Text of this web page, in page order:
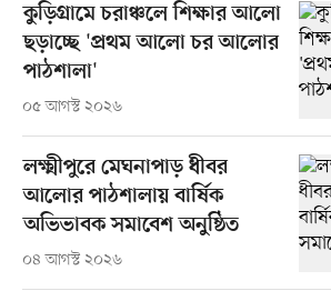
কুড়িগ্রামে চরাঞ্চলে শিক্ষার আলো
ছড়াচ্ছে 'প্রথম আলো চর আলোর
পাঠশালা'
০৫ আগস্ট ২০২৬
লক্ষ্মীপুরে মেঘনাপাড় ধীবর
আলোর পাঠশালায় বার্ষিক
অভিভাবক সমাবেশ অনুষ্ঠিত
০৪ আগস্ট ২০২৬